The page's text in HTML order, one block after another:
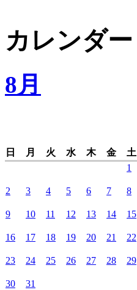
カレンダー
8月
日 月 火 水 木 金
土
1
2 3 4 5 6 7 8
9 10 11 12 13 14 15
16 17 18 19 20 21 22
23 24 25 26 27 28 29
30 31